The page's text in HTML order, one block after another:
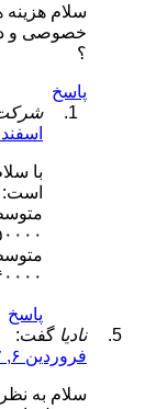
سلام
خصوصی و
؟
پاسخ
شرکت
اسفند ۲۷, ۱۴۰۱ در ۶:۰۰ ب٫ظ
با
است:
۵۰۰۰۰$
۴۰۰۰۰$
پاسخ
نادیا گفت:
فروردین ۶, ۱۴۰۲ در ۲:۲۴ ق٫ظ
سلام به